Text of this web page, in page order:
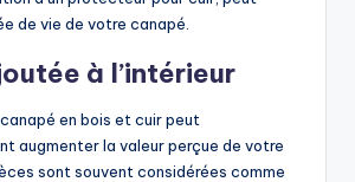
de vie de votre canapé.
à l’intérieur
en bois et cuir peut
augmenter la valeur perçue de votre
sont souvent considérées comme